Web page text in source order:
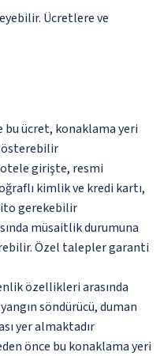
Ücretlere ve
bu ücret, konaklama yeri
girişte, resmi
kimlik ve kredi kartı,
gerekebilir
müsaitlik durumuna
Özel talepler garanti
özellikleri arasında
söndürücü, duman
yer almaktadır
önce bu konaklama yeri